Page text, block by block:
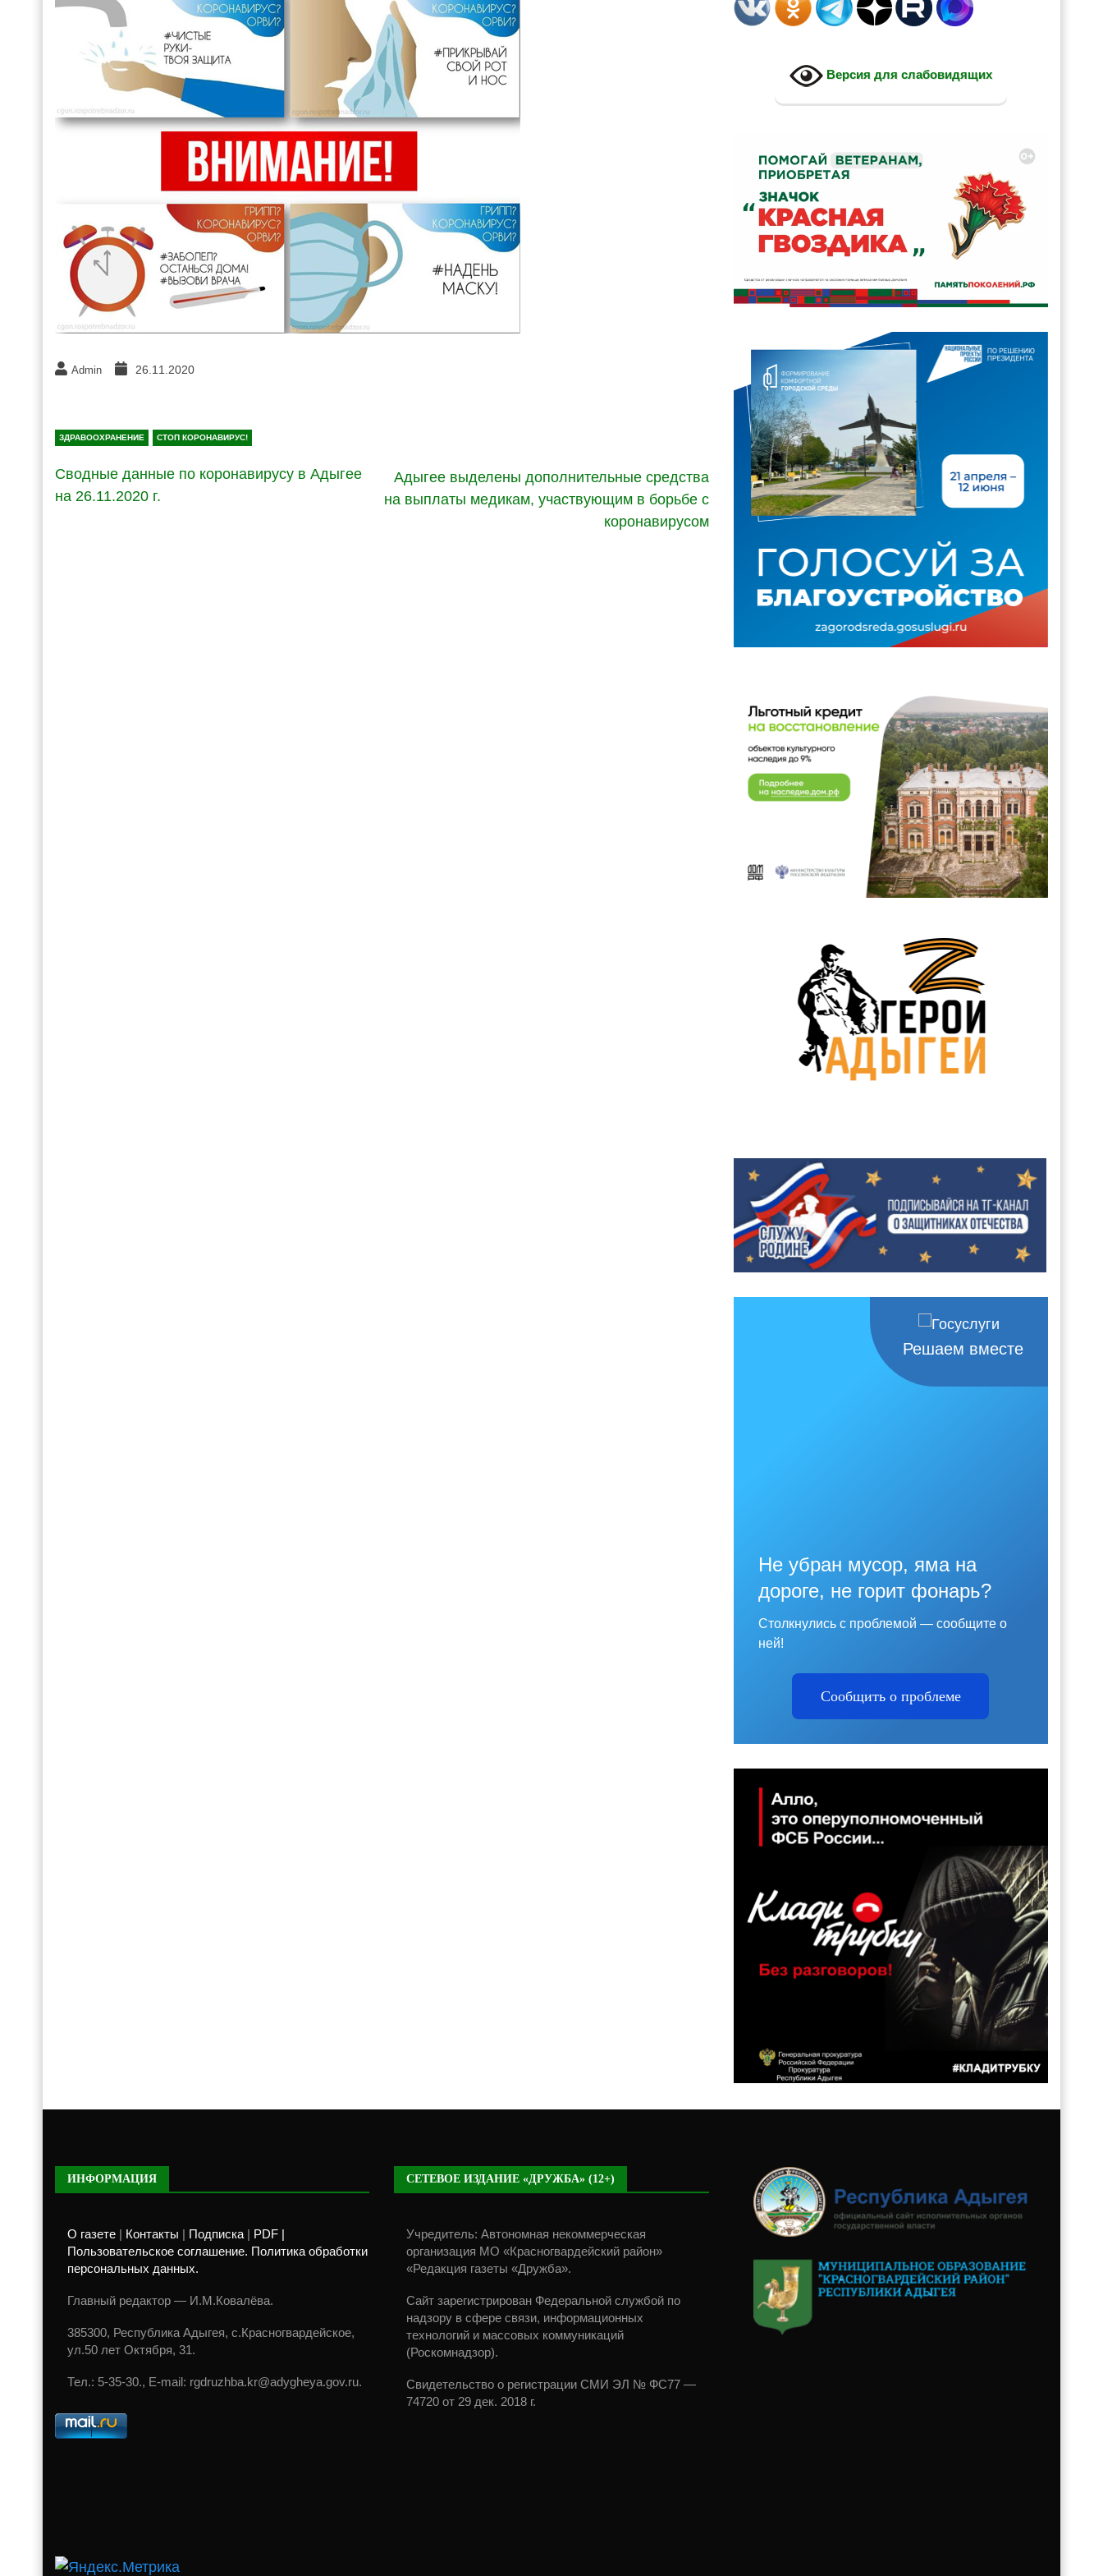
Admin 26.11.2020
ЗДРАВООХРАНЕНИЕ СТОП КОРОНАВИРУС!
Сводные данные по коронавирусу в Адыгее
на 26.11.2020 г.
Адыгее выделены дополнительные средства
на выплаты медикам, участвующим в борьбе с
коронавирусом
Версия для слабовидящих
Решаем вместе
Не убран мусор, яма на
дороге, не горит фонарь?
Столкнулись с проблемой — сообщите о
ней!
Сообщить о проблеме
ИНФОРМАЦИЯ
О газете Контакты Подписка
PDF |
Пользовательское соглашение. Политика обработки
персональных данных.
Главный редактор — И.М.Ковалёва.
385300, Республика Адыгея, с.Красногвардейское,
ул.50 лет Октября, 31.
Тел.: 5-35-30., E-mail: rgdruzhba.kr@adygheya.gov.ru.
СЕТЕВОЕ ИЗДАНИЕ «ДРУЖБА» (12+)
Учредитель: Автономная некоммерческая
организация МО «Красногвардейский район»
«Редакция газеты «Дружба».
Сайт зарегистрирован Федеральной службой по
надзору в сфере связи, информационных
технологий и массовых коммуникаций
(Роскомнадзор).
Свидетельство о регистрации СМИ ЭЛ № ФС77 —
74720 от 29 дек. 2018 г.